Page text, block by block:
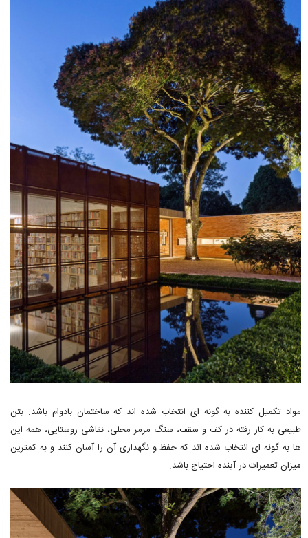
مواد تکمیل کننده به گونه ای انتخاب شده اند که ساختمان بادوام باشد. بتن
طبیعی به کار رفته در کف و سقف، سنگ مرمر محلی، نقاشی روستایی، همه این
ها به گونه ای انتخاب شده اند که حفظ و نگهداری آن را آسان کنند و به کمترین
میزان تعمیرات در آینده احتیاج باشد.